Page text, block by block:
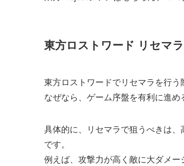
東方ロストワード リセマ
東方ロストワードでリセマラを行う
なぜなら、ゲーム序盤を有利に進
具体的に、リセマラで狙うべきは
です。
例えば、攻撃力が高く敵に大ダメ